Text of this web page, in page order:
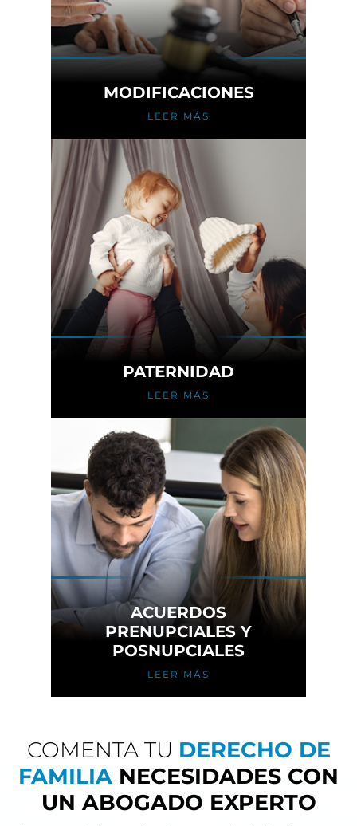
MODIFICACIONES
LEER MÁS
PATERNIDAD
LEER MÁS
ACUERDOS
PRENUPCIALES Y
POSNUPCIALES
LEER MÁS
COMENTA TU DERECHO DE
FAMILIA NECESIDADES CON
UN ABOGADO EXPERTO